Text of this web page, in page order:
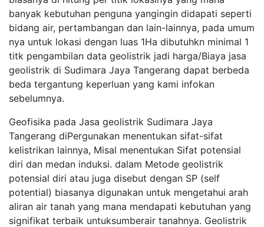
banyak kebutuhan penguna yangingin didapati seperti
bidang air, pertambangan dan lain-lainnya, pada umum
nya untuk lokasi dengan luas 1Ha dibutuhkn minimal 1
titk pengambilan data geolistrik jadi harga/Biaya jasa
geolistrik di Sudimara Jaya Tangerang dapat berbeda
beda tergantung keperluan yang kami infokan
sebelumnya.
Geofisika pada Jasa geolistrik Sudimara Jaya
Tangerang diPergunakan menentukan sifat-sifat
kelistrikan lainnya, Misal menentukan Sifat potensial
diri dan medan induksi. dalam Metode geolistrik
potensial diri atau juga disebut dengan SP (self
potential) biasanya digunakan untuk mengetahui arah
aliran air tanah yang mana mendapati kebutuhan yang
signifikat terbaik untuksumberair tanahnya. Geolistrik